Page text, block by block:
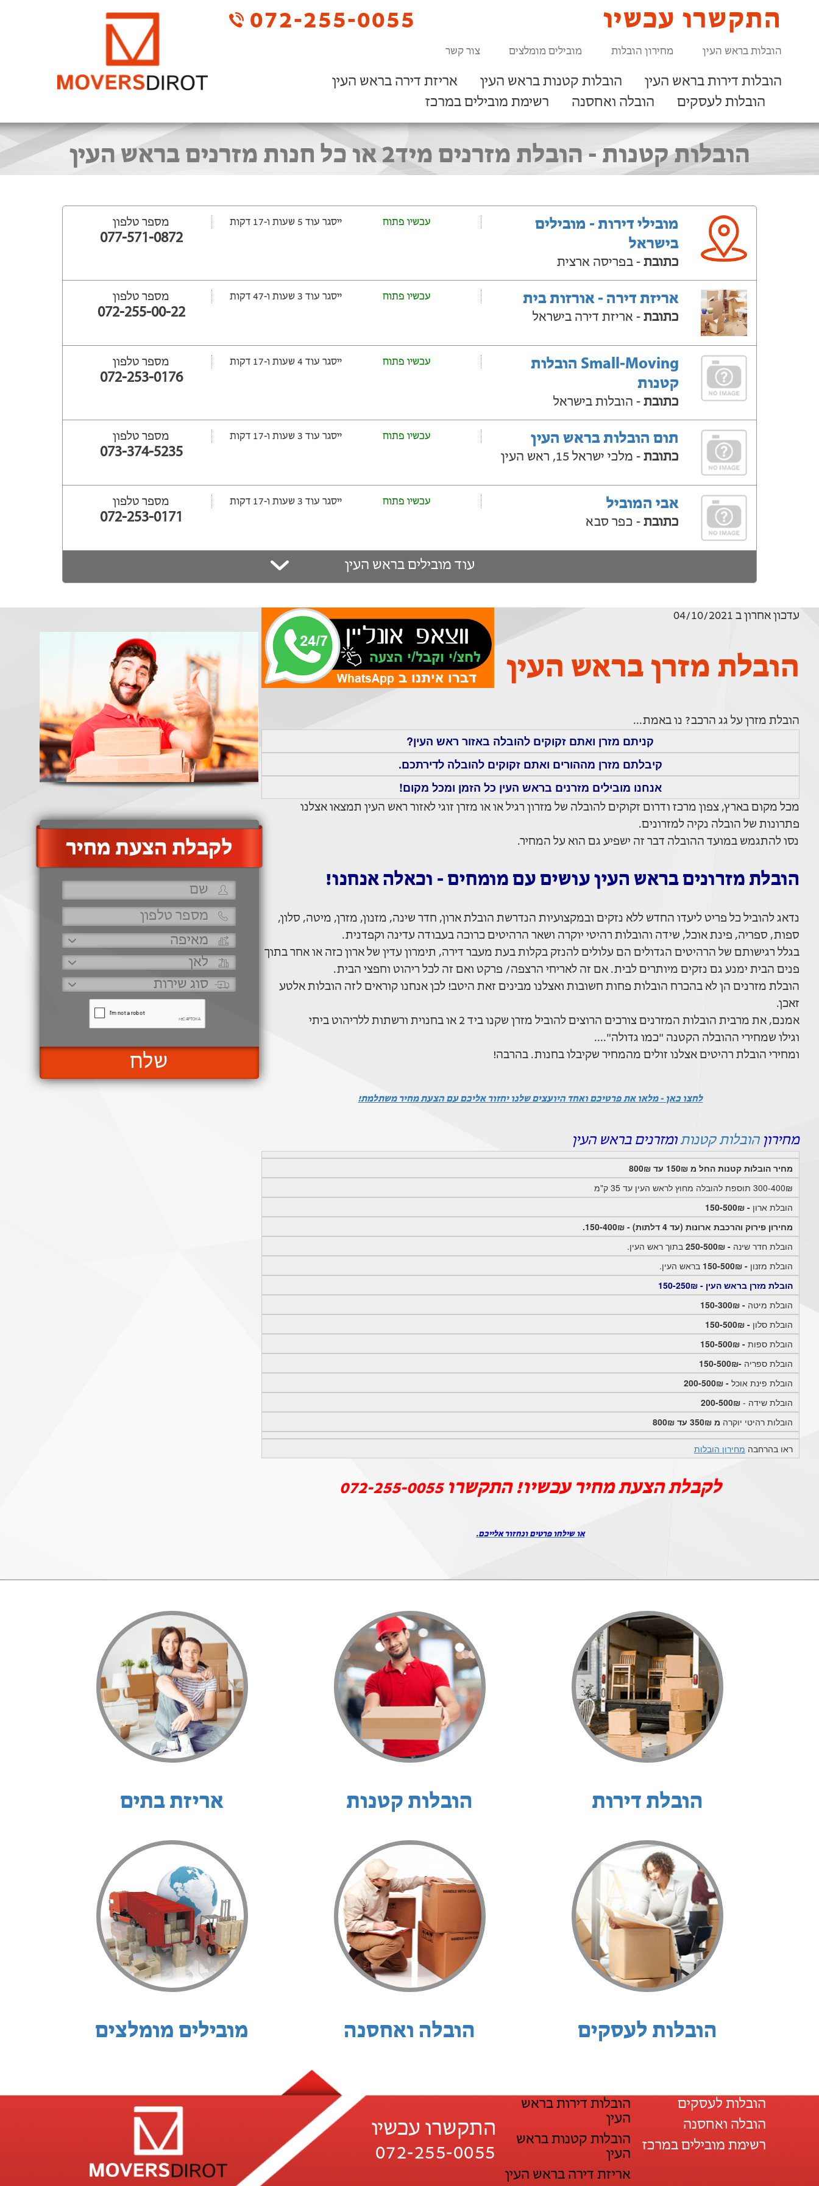
072-255-0055 התקשרו עכשיו
הובלות בראש העין מחירון הובלות מובילים מומלצים צור קשר
הובלות דירות בראש העין הובלות קטנות בראש העין
אריזת דירה בראש העין
הובלות לעסקים
הובלה ואחסנה רשימת מובילים במרכז
הובלות קטנות - הובלת מזרנים מיד2 או כל חנות מזרנים בראש העין
מובילי דירות - מובילים
בישראל
כתובת - בפריסה ארצית
עכשיו פתוח ייסגר עוד 5 שעות ‫ו-17 דקות מספר טלפון
077-571-0872
אריזת דירה - אורזות בית
כתובת - אריזת דירה בישראל
עכשיו פתוח ייסגר עוד 3 שעות ‫ו-47 דקות מספר טלפון
072-255-00-22
Small-Moving הובלות
קטנות
כתובת - הובלות בישראל
עכשיו פתוח ייסגר עוד 4 שעות ‫ו-17 דקות מספר טלפון
072-253-0176
תום הובלות בראש העין
כתובת - מלכי ישראל 15, ראש העין
עכשיו פתוח ייסגר עוד 3 שעות ‫ו-17 דקות מספר טלפון
073-374-5235
אבי המוביל
כתובת - כפר סבא
עכשיו פתוח ייסגר עוד 3 שעות ‫ו-17 דקות מספר טלפון
072-253-0171
עוד מובילים בראש העין
עדכון אחרון ב 04/10/2021
הובלת מזרן בראש העין
הובלת מזרן על גג הרכב? נו באמת...
קניתם מזרן ואתם זקוקים להובלה באזור ראש העין?
קיבלתם מזרן מההורים ואתם זקוקים להובלה לדירתכם.
אנחנו מובילים מזרנים בראש העין כל הזמן ומכל מקום!
מכל מקום בארץ, צפון מרכז ודרום זקוקים להובלה של מזרון רגיל או או מזרן זוגי לאזור ראש העין תמצאו אצלנו
פתרונות של הובלה נקיה למזרונים.
נסו להתגמש במועד ההובלה דבר זה ישפיע גם הוא על המחיר.
הובלת מזרונים בראש העין עושים עם מומחים - וכאלה אנחנו!
נדאג להוביל כל פריט ליעדו החדש ללא נזקים ובמקצועיות הנדרשת הובלת ארון, חדר שינה, מזנון, מזרן, מיטה, סלון,
ספות, ספריה, פינת אוכל, שידה והובלות רהיטי יוקרה ושאר הרהיטים כרוכה בעבודה עדינה וקפדנית.
בגלל רגישותם של הרהיטים הגדולים הם עלולים להנזק בקלות בעת מעבר דירה, תימרון עדין של ארון כזה או אחר בתוך
פנים הבית ימנע גם נזקים מיותרים לבית. אם זה לאריחי הרצפה/ פרקט ואם זה לכל ריהוט וחפצי הבית.
הובלת מזרנים הן לא בהכרח הובלות פחות חשובות ואצלנו מבינים זאת היטב! לכן אנחנו קוראים לזה הובלות אלטע
זאכן.
אמנם, את מרבית הובלות המזרנים צורכים הרוצים להוביל מזרן שקנו ביד 2 או בחנוית ורשתות ללריהוט ביתי
וגילו שמחירי ההובלה הקטנה "כמו גדולה"....
ומחירי הובלת רהיטים אצלנו זולים מהמחיר שקיבלו בחנות. בהרבה!
לחצו כאן - מלאו את פרטיכם ואחד היועצים שלנו יחזור אליכם עם הצעת מחיר משתלמת!
מחירוןהובלות קטנותומזרנים בראש העין
מחיר הובלות קטנות החל מ 150₪ עד 800₪
300-400₪ תוספת להובלה מחוץ לראש העין עד 35 ק"מ
הובלת ארון - 150-500₪
מחירון פירוק והרכבת ארונות (עד 4 דלתות) - 150-400₪.
הובלת חדר שינה - 250-500₪
בתוך ראש העין.
הובלת מזנון - 150-500₪
בראש העין.
הובלת מזרן בראש העין - 150-250₪
הובלת מיטה - 150-300₪
הובלת סלון - 150-500₪
הובלת ספות - 150-500₪
הובלת ספריה -150-500₪
הובלת פינת אוכל - 200-500₪
הובלת שידה - 200-500₪
הובלות רהיטי יוקרה מ 350₪ עד 800₪
ראו בהרחבה מחירון הובלות
לקבלת הצעת מחיר עכשיו! התקשרו072-255-0055
או שילחו פרטים ונחזור אלייכם.
‫לקבלת הצעת מחיר
שלח
אריזת בתים הובלות קטנות הובלת דירות
מובילים מומלצים הובלה ואחסנה הובלות לעסקים
הובלות לעסקים
הובלה ואחסנה
רשימת מובילים במרכז
הובלות דירות בראש
העין
הובלות קטנות בראש
העין
אריזת דירה בראש העין
התקשרו עכשיו
072-255-0055